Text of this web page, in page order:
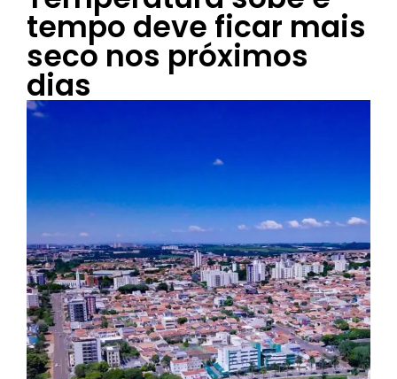
tempo deve ficar mais
seco nos próximos
dias